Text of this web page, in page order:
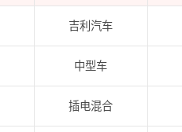
吉利汽车
中型车
插电混合